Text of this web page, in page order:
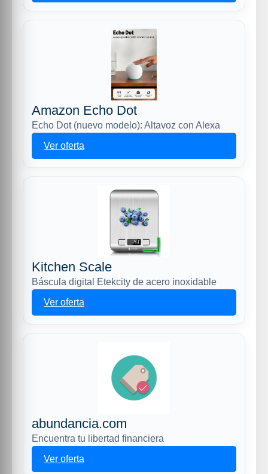
Amazon Echo Dot
Echo Dot (nuevo modelo): Altavoz con Alexa
Ver oferta
Kitchen Scale
Báscula digital Etekcity de acero inoxidable
Ver oferta
abundancia.com
Encuentra tu libertad financiera
Ver oferta